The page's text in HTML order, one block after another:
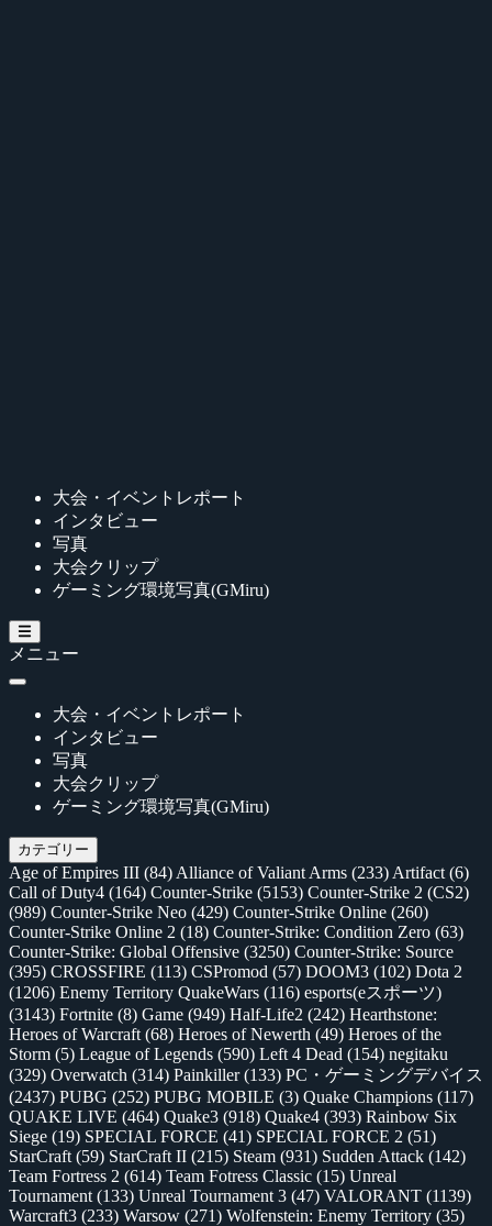
大会・イベントレポート
インタビュー
写真
大会クリップ
ゲーミング環境写真(GMiru)
メニュー
大会・イベントレポート
インタビュー
写真
大会クリップ
ゲーミング環境写真(GMiru)
カテゴリー
Age of Empires III (84) Alliance of Valiant Arms (233) Artifact (6)
Call of Duty4 (164) Counter-Strike (5153) Counter-Strike 2 (CS2)
(989) Counter-Strike Neo (429) Counter-Strike Online (260)
Counter-Strike Online 2 (18) Counter-Strike: Condition Zero (63)
Counter-Strike: Global Offensive (3250) Counter-Strike: Source
(395) CROSSFIRE (113) CSPromod (57) DOOM3 (102) Dota 2
(1206) Enemy Territory QuakeWars (116) esports(eスポーツ)
(3143) Fortnite (8) Game (949) Half-Life2 (242) Hearthstone:
Heroes of Warcraft (68) Heroes of Newerth (49) Heroes of the
Storm (5) League of Legends (590) Left 4 Dead (154) negitaku
(329) Overwatch (314) Painkiller(133) PC・ゲーミングデバイス
(2437) PUBG (252) PUBG MOBILE (3) Quake Champions (117)
QUAKE LIVE (464) Quake3 (918) Quake4 (393) Rainbow Six
Siege (19) SPECIAL FORCE (41) SPECIAL FORCE 2 (51)
StarCraft (59) StarCraft II (215) Steam (931) Sudden Attack (142)
Team Fortress 2 (614) Team Fotress Classic (15) Unreal
Tournament (133) Unreal Tournament 3 (47) VALORANT (1139)
Warcraft3 (233) Warsow (271) Wolfenstein: Enemy Territory (35)